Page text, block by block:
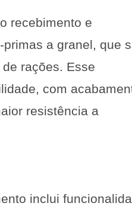
recebimento e
a granel, que
rações. Esse
com
resistência a
inclui